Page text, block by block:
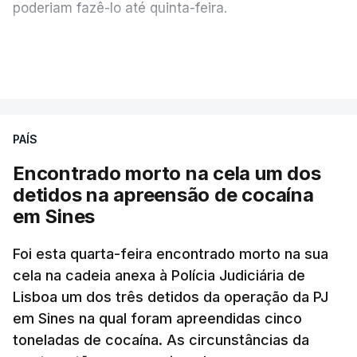
poderiam fazê-lo até quinta-feira.
No domingo, estavam concluídos cerca de 50 por
cento dos mais de 20 mil pedidos de reapreciação,
mas Cristina Mota, porta-voz da Missão Escola
Pública, tem dúvidas de que o processo esteja
"Durante o fim de semana e nos últimos dias,
apercebamo-nos que ainda estão a ser
convocados professores para reapreciações"
disse a professora à agência Lusa."Será
PAÍS
Encontrado morto na cela um dos
detidos na apreensão de cocaína
em Sines
Foi esta quarta-feira encontrado morto na sua
cela na cadeia anexa à Polícia Judiciária de
Lisboa um dos três detidos da operação da PJ
em Sines na qual foram apreendidas cinco
toneladas de cocaína. As circunstâncias da